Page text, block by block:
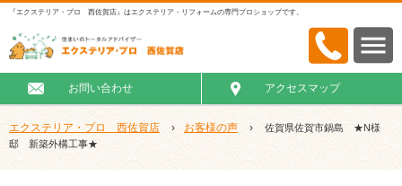
『エクステリア・プロ 西佐賀店』はエクステリア・リフォームの専門プロショップです。
お問い合わせ アクセスマップ
エクステリア・プロ 西佐賀店 › お客様の声 ›
佐賀県佐賀市鍋島 ★N様
邸 新築外構工事★